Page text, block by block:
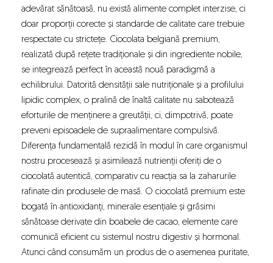
adevărat sănătoasă, nu există alimente complet interzise, ci
doar proporții corecte și standarde de calitate care trebuie
respectate cu strictețe. Ciocolata belgiană premium,
realizată după rețete tradiționale și din ingrediente nobile,
se integrează perfect în această nouă paradigmă a
echilibrului. Datorită densității sale nutriționale și a profilului
lipidic complex, o pralină de înaltă calitate nu sabotează
eforturile de menținere a greutății, ci, dimpotrivă, poate
preveni episoadele de supraalimentare compulsivă.
Diferența fundamentală rezidă în modul în care organismul
nostru procesează și asimilează nutrienții oferiți de o
ciocolată autentică, comparativ cu reacția sa la zaharurile
rafinate din produsele de masă. O ciocolată premium este
bogată în antioxidanți, minerale esențiale și grăsimi
sănătoase derivate din boabele de cacao, elemente care
comunică eficient cu sistemul nostru digestiv și hormonal.
Atunci când consumăm un produs de o asemenea puritate,